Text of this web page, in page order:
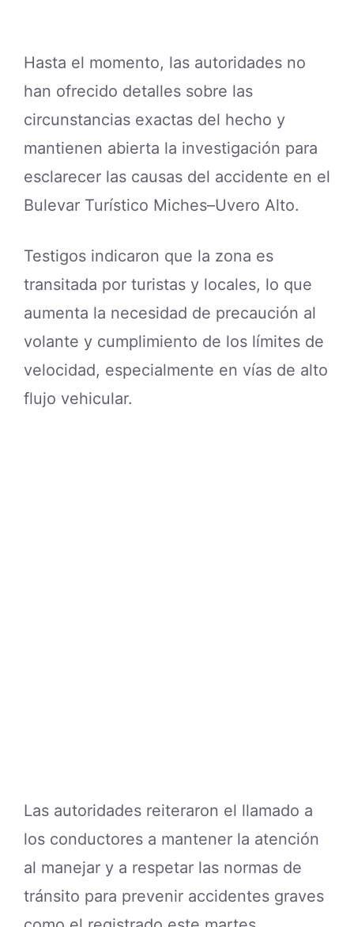
Hasta el momento, las autoridades no
han ofrecido detalles sobre las
circunstancias exactas del hecho y
mantienen abierta la investigación para
esclarecer las causas del accidente en el
Bulevar Turístico Miches–Uvero Alto.
Testigos indicaron que la zona es
transitada por turistas y locales, lo que
aumenta la necesidad de precaución al
volante y cumplimiento de los límites de
velocidad, especialmente en vías de alto
flujo vehicular.
Las autoridades reiteraron el llamado a
los conductores a mantener la atención
al manejar y a respetar las normas de
tránsito para prevenir accidentes graves